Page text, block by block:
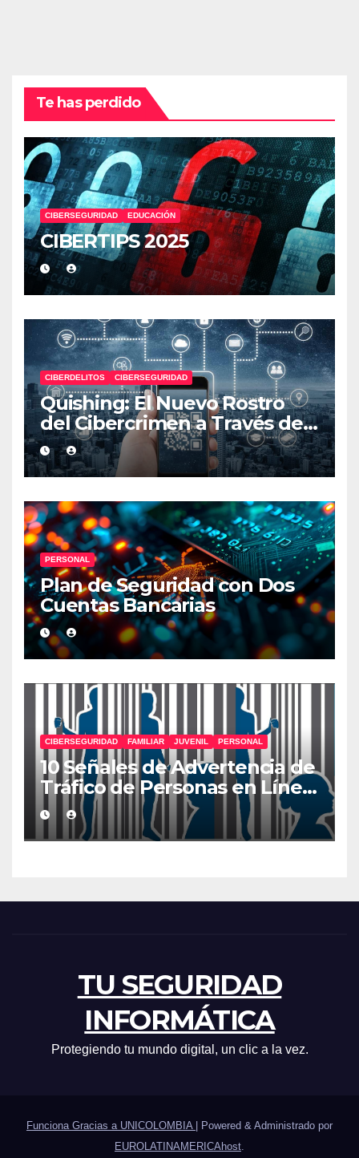
Te has perdido
CIBERSEGURIDAD EDUCACIÓN
CIBERTIPS 2025
CIBERDELITOS CIBERSEGURIDAD
Quishing: El Nuevo Rostro
del Cibercrimen a Través de
Códigos QR
PERSONAL
Plan de Seguridad con Dos
Cuentas Bancarias
CIBERSEGURIDAD FAMILIAR JUVENIL PERSONAL
10 Señales de Advertencia de
Tráfico de Personas en Línea
que Deberías Conocer
TU SEGURIDAD
INFORMÁTICA
Protegiendo tu mundo digital, un clic a la vez.
Funciona Gracias a UNICOLOMBIA
Powered & Administrado por
EUROLATINAMERICAhost.